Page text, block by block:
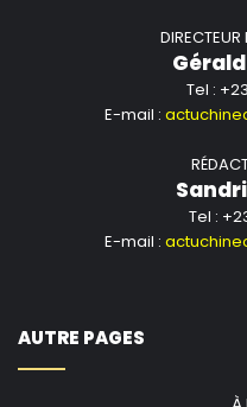
LinkedIn
Contact presse :
Natalie Themistocleous
lutte contre le paludisme
Tel :
E-mail :
Tel :
E-mail :
AUTRE PAGES